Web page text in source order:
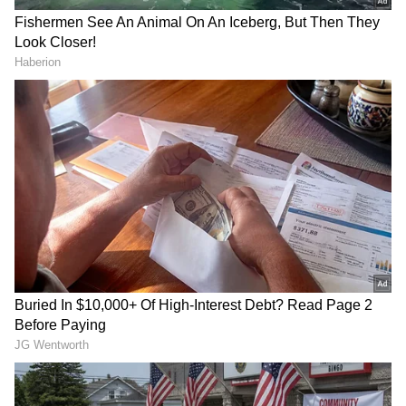
ಸಂಖ್ಯೆ 4 (ಯಾವುದೇ ತಿಂಗಳ 4, 13, 22 ಅಥವಾ 31
ರಂದು ಜನಿಸಿದ ಜನರು)
ಈ ಸಮಯದಲ್ಲಿ ನಿಮ್ಮ ಸಕಾರಾತ್ಮಕ ಚಿಂತನೆಯು ನಿಮಗೆ
ಹೊಸ ಯಶಸ್ಸನ್ನು ಸೃಷ್ಟಿಸುತ್ತದೆ. ಕೆಲವು ವಿಶೇಷ
ವ್ಯಕ್ತಿಗಳೊಂದಿಗೆ ಸಂಪರ್ಕದಲ್ಲಿರುವುದು ನಿಮ್ಮ ಮನಸ್ಥಿತಿಯಲ್ಲಿ
ಸರಿಯಾದ ಬದಲಾವಣೆಯನ್ನು ತರುತ್ತದೆ. ನಿಮಗೆ
ಹತ್ತಿರವಿರುವವರ ತಪ್ಪು ಟೀಕೆಯಿಂದಾಗಿ ಮನಸ್ಸು ಖಿನ್ನತೆಗೆ
ಒಳಗಾಗುತ್ತದೆ. ಯಾವುದೇ ಕಾರಣಕ್ಕೂ ನಿಮ್ಮ ಬಜೆಟ್‌ಗಿಂತ
ಹೆಚ್ಚು ಖರ್ಚು ಮಾಡಬೇಡಿ.
DOWNLOAD APP
RECOMMENDED STORIES